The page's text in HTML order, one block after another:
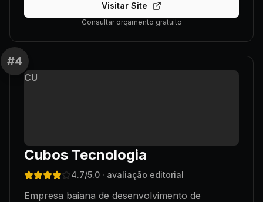
Visitar Site
Consultar orçamento gratuito
#4
CU
Cubos Tecnologia
4.7/5.0 · avaliação editorial
Empresa baiana de desenvolvimento de